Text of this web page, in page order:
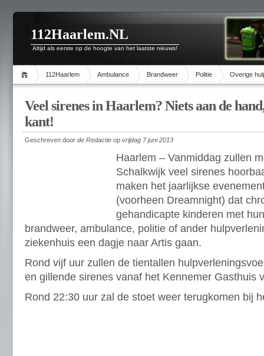
112Haarlem.NL
Altijd als eerste op de hoogte van het laatste nieuws!
112Haarlem Ambulance Brandweer Politie Overige
Veel sirenes in Haarlem? Niets aan de
kant!
Geschreven door de Redactie op vrijdag 7 juni 2013
Haarlem – Vanmiddag zullen
Schalkwijk veel sirenes
maken het jaarlijkse
(voorheen Dreamnight) dat
gehandicapte kinderen met
brandweer, ambulance, politie of ander
ziekenhuis een dagje naar Artis gaan.
Rond vijf uur zullen de tientallen
en gillende sirenes vanaf het Kennemer Gasthuis
Rond 22:30 uur zal de stoet weer terugkomen bij